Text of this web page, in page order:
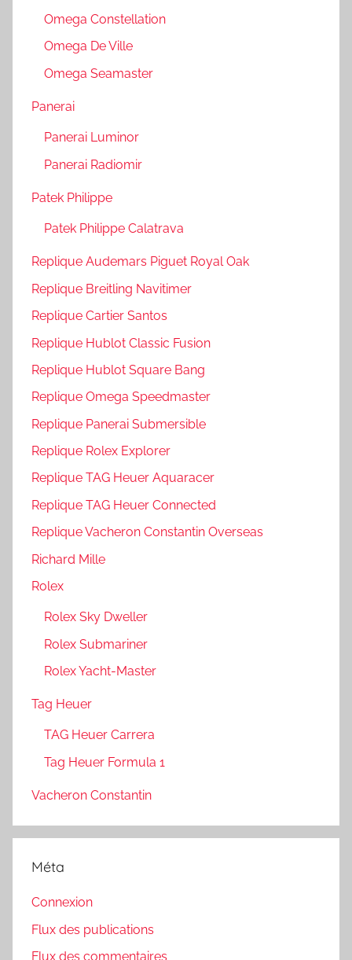
Omega Constellation
Omega De Ville
Omega Seamaster
Panerai
Panerai Luminor
Panerai Radiomir
Patek Philippe
Patek Philippe Calatrava
Replique Audemars Piguet Royal Oak
Replique Breitling Navitimer
Replique Cartier Santos
Replique Hublot Classic Fusion
Replique Hublot Square Bang
Replique Omega Speedmaster
Replique Panerai Submersible
Replique Rolex Explorer
Replique TAG Heuer Aquaracer
Replique TAG Heuer Connected
Replique Vacheron Constantin Overseas
Richard Mille
Rolex
Rolex Sky Dweller
Rolex Submariner
Rolex Yacht-Master
Tag Heuer
TAG Heuer Carrera
Tag Heuer Formula 1
Vacheron Constantin
Méta
Connexion
Flux des publications
Flux des commentaires